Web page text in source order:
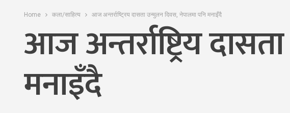
Home कला/साहित्य आज अन्तर्राष्ट्रिय दासता उन्मुलन दिवस, नेपालमा पनि मनाइँदै
आज अन्तर्राष्ट्रिय
मनाइँदै